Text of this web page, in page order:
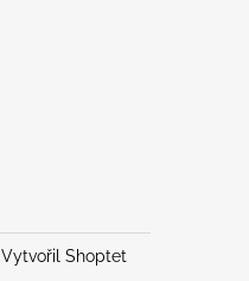
Vytvořil Shoptet